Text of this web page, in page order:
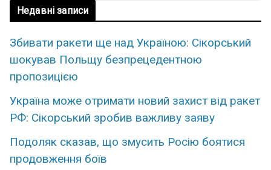
Недавні записи
Збивати ракети ще над Україною: Сікорський
шокував Польщу безпрецедентною
пропозицією
Україна може отримати новий захист від ракет
РФ: Сікорський зробив важливу заяву
Подоляк сказав, що змусить Росію боятися
продовження боїв